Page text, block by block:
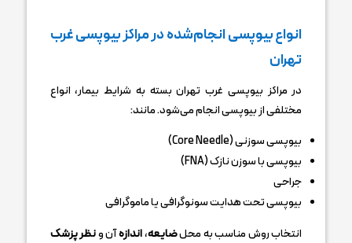
انواع بیوپسی انجام‌شده در مراکز بیوپسی غرب
تهران
در مراکز بیوپسی غرب تهران بسته به شرایط بیمار، انواع
مختلفی از بیوپسی انجام می‌شود. مانند:
بیوپسی سوزنی (Core Needle)
بیوپسی با سوزن نازک (FNA)
جراحی
بیوپسی تحت هدایت سونوگرافی یا ماموگرافی
انتخاب روش مناسب به محلضایعه،اندازهآن ونظر پزشک